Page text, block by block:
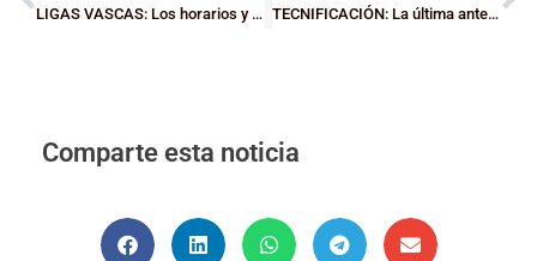
LIGAS VASCAS: Los horarios y sedes de la Finales de Euskadi TECNIFICACIÓN: La última antes de Semana Santa
Comparte esta noticia